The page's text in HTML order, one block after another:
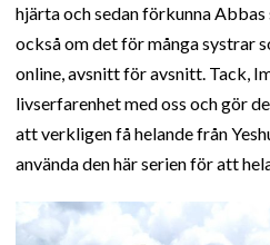
hjärta och sedan förkunna
också om det för många systrar
online, avsnitt för avsnitt. Tack,
livserfarenhet med oss och gör
att verkligen få helande från
använda den här serien för att